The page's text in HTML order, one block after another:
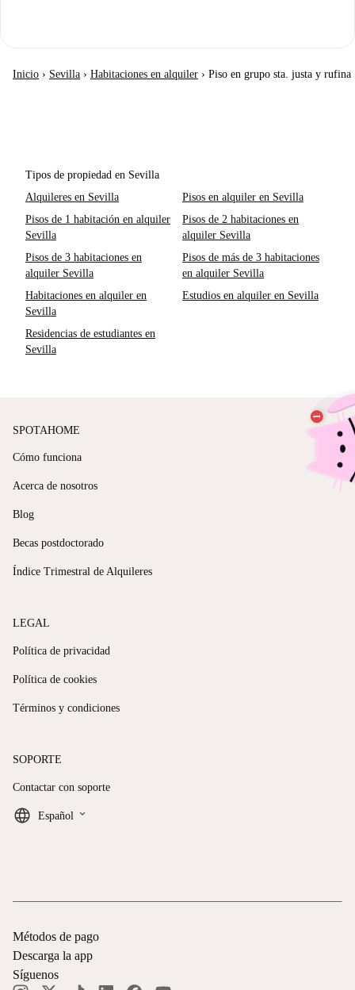
Inicio › Sevilla › Habitaciones en alquiler › Piso en grupo sta. justa y rufina
Tipos de propiedad en Sevilla
Alquileres en Sevilla
Pisos en alquiler en Sevilla
Pisos de 1 habitación en alquiler
Sevilla
Pisos de 2 habitaciones en
alquiler Sevilla
Pisos de 3 habitaciones en
alquiler Sevilla
Pisos de más de 3 habitaciones
en alquiler Sevilla
Habitaciones en alquiler en
Sevilla
Estudios en alquiler en Sevilla
Residencias de estudiantes en
Sevilla
SPOTAHOME
Cómo funciona
Acerca de nosotros
Blog
Becas postdoctorado
Índice Trimestral de Alquileres
LEGAL
Política de privacidad
Política de cookies
Términos y condiciones
SOPORTE
Contactar con soporte
Español keyboard_arrow_down
Métodos de pago
Descarga la app
Síguenos